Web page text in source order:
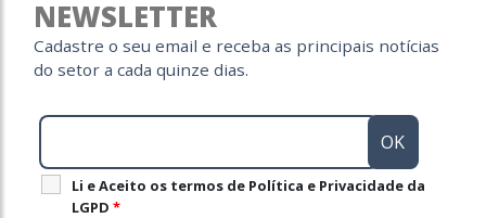
NEWSLETTER
Cadastre o seu email e receba as principais notícias
do setor a cada quinze dias.
Li e Aceito os termos de Política e Privacidade da
LGPD *